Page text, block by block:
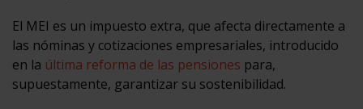
El MEI es un impuesto extra, que afecta directamente a
las nóminas y cotizaciones empresariales, introducido
en la última reforma de las pensiones para,
supuestamente, garantizar su sostenibilidad.